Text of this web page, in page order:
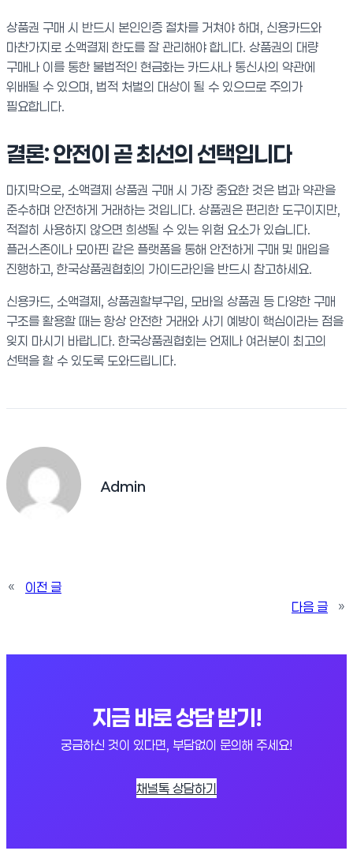
상품권 구매 시 반드시 본인인증 절차를 거쳐야 하며, 신용카드와
마찬가지로 소액결제 한도를 잘 관리해야 합니다. 상품권의 대량
구매나 이를 통한 불법적인 현금화는 카드사나 통신사의 약관에
위배될 수 있으며, 법적 처벌의 대상이 될 수 있으므로 주의가
필요합니다.
결론: 안전이 곧 최선의 선택입니다
마지막으로, 소액결제 상품권 구매 시 가장 중요한 것은 법과 약관을
준수하며 안전하게 거래하는 것입니다. 상품권은 편리한 도구이지만,
적절히 사용하지 않으면 희생될 수 있는 위험 요소가 있습니다.
플러스존이나 모아핀 같은 플랫폼을 통해 안전하게 구매 및 매입을
진행하고, 한국상품권협회의 가이드라인을 반드시 참고하세요.
신용카드, 소액결제, 상품권할부구입, 모바일 상품권 등 다양한 구매
구조를 활용할 때는 항상 안전한 거래와 사기 예방이 핵심이라는 점을
잊지 마시기 바랍니다. 한국상품권협회는 언제나 여러분이 최고의
선택을 할 수 있도록 도와드립니다.
Admin
«
이전 글
다음 글
»
지금 바로 상담 받기!
궁금하신 것이 있다면, 부담없이 문의해 주세요!
채널톡 상담하기